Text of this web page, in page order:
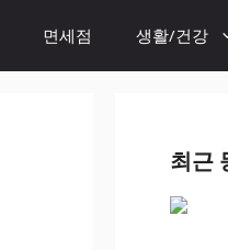
면세점 생활/건강
최근